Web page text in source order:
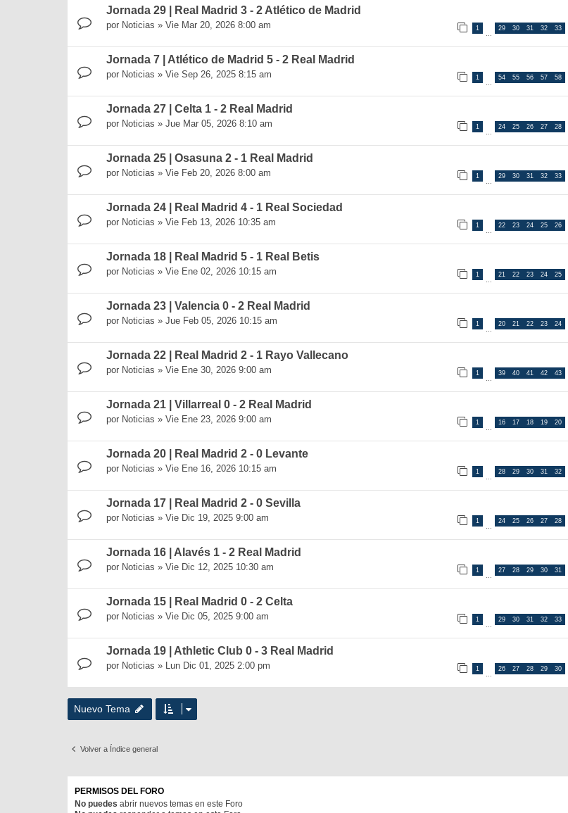
Jornada 29 | Real Madrid 3 - 2 Atlético de Madrid
por Noticias » Vie Mar 20, 2026 8:00 am 1
…
29 30 31 32 33
Jornada 7 | Atlético de Madrid 5 - 2 Real Madrid
por Noticias » Vie Sep 26, 2025 8:15 am 1
…
54 55 56 57 58
Jornada 27 | Celta 1 - 2 Real Madrid
por Noticias » Jue Mar 05, 2026 8:10 am 1
…
24 25 26 27 28
Jornada 25 | Osasuna 2 - 1 Real Madrid
por Noticias » Vie Feb 20, 2026 8:00 am 1
…
29 30 31 32 33
Jornada 24 | Real Madrid 4 - 1 Real Sociedad
por Noticias » Vie Feb 13, 2026 10:35 am 1
…
22 23 24 25 26
Jornada 18 | Real Madrid 5 - 1 Real Betis
por Noticias » Vie Ene 02, 2026 10:15 am 1
…
21 22 23 24 25
Jornada 23 | Valencia 0 - 2 Real Madrid
por Noticias » Jue Feb 05, 2026 10:15 am 1
…
20 21 22 23 24
Jornada 22 | Real Madrid 2 - 1 Rayo Vallecano
por Noticias » Vie Ene 30, 2026 9:00 am 1
…
39 40 41 42 43
Jornada 21 | Villarreal 0 - 2 Real Madrid
por Noticias » Vie Ene 23, 2026 9:00 am 1
…
16 17 18 19 20
Jornada 20 | Real Madrid 2 - 0 Levante
por Noticias » Vie Ene 16, 2026 10:15 am 1
…
28 29 30 31 32
Jornada 17 | Real Madrid 2 - 0 Sevilla
por Noticias » Vie Dic 19, 2025 9:00 am 1
…
24 25 26 27 28
Jornada 16 | Alavés 1 - 2 Real Madrid
por Noticias » Vie Dic 12, 2025 10:30 am 1
…
27 28 29 30 31
Jornada 15 | Real Madrid 0 - 2 Celta
por Noticias » Vie Dic 05, 2025 9:00 am 1
…
29 30 31 32 33
Jornada 19 | Athletic Club 0 - 3 Real Madrid
por Noticias » Lun Dic 01, 2025 2:00 pm 1
…
26 27 28 29 30
Nuevo Tema
Volver a Índice general
PERMISOS DEL FORO
No puedes abrir nuevos temas en este Foro